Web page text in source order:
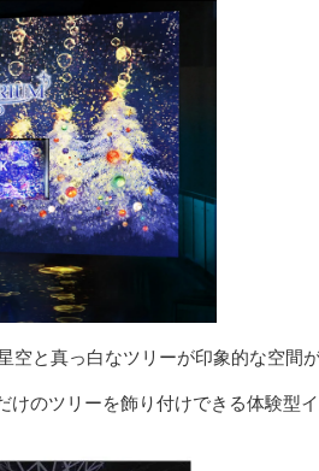
空と真っ白なツリーが印象的な空間
のツリーを飾り付けできる体験型